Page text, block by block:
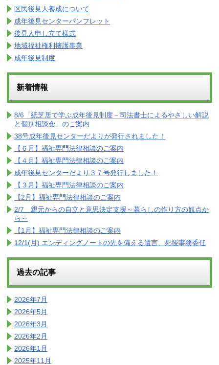
区民後見人養成について
成年後見センターパンフレット
後見人申し立て様式
地域福祉権利擁護事業
成年後見制度
新着情報
8/6「紙芝居で学ぶ成年後見制度－司法書士によるやさしい解説
と個別相談会」のご案内
38号成年後見センターだよりが発行されました！
【６月】福祉専門法律相談のご案内
【４月】福祉専門法律相談のご案内
成年後見センターだより３７号発行しました！
【３月】福祉専門法律相談のご案内
【2月】福祉専門法律相談のご案内
2/7 親元からの自立と意思決定支援～暮らしの作り方の観点か
ら～
【1月】福祉専門法律相談のご案内
12/1(月) エンディングノートの先を備える遺言、死後事務委任
過去の記事
2026年7月
2026年5月
2026年3月
2026年2月
2026年1月
2025年11月